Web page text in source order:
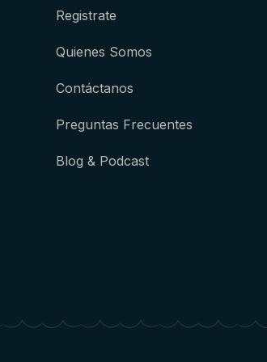
Registrate
Quienes Somos
Contáctanos
Preguntas Frecuentes
Blog & Podcast